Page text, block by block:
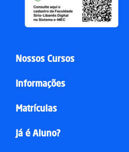
Nossos Cursos
Informações
Matrículas
Já é Aluno?